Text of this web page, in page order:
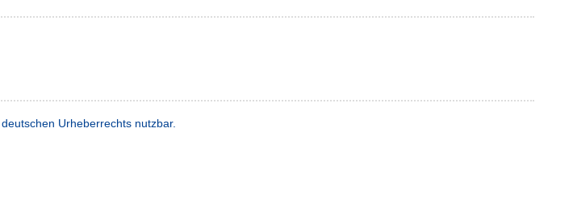
Urheberrechts nutzbar.